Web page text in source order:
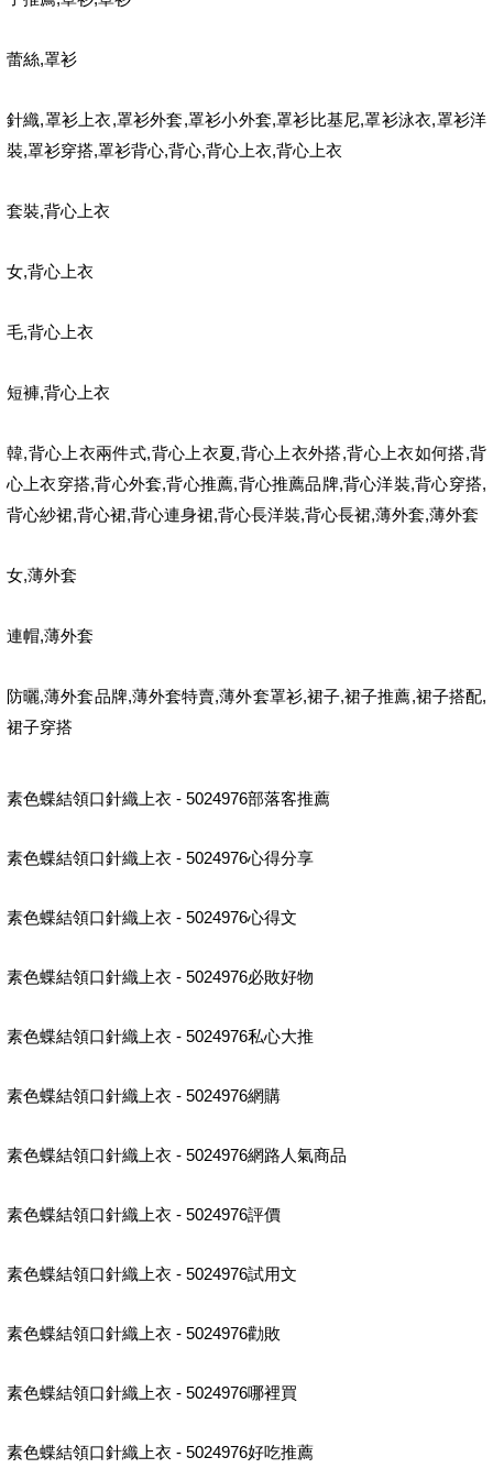
蕾絲,罩衫
針織,罩衫上衣,罩衫外套,罩衫小外套,罩衫比基尼,罩衫泳衣,罩衫洋
裝,罩衫穿搭,罩衫背心,背心,背心上衣,背心上衣
套裝,背心上衣
女,背心上衣
毛,背心上衣
短褲,背心上衣
韓,背心上衣兩件式,背心上衣夏 ,背心上衣外搭,背心上衣如何搭,背
心上衣穿搭,背心外套,背心推薦,背心推薦品牌,背心洋裝,背心穿搭,
背心紗裙,背心裙,背心連身裙,背心長洋裝,背心長裙,薄外套,薄外套
女,薄外套
連帽,薄外套
防曬,薄外套品牌,薄外套特賣,薄外套罩衫,裙子,裙子推薦,裙子搭配,
裙子穿搭
素色蝶結領口針織上衣 - 5024976部落客推薦
素色蝶結領口針織上衣 - 5024976心得分享
素色蝶結領口針織上衣 - 5024976心得文
素色蝶結領口針織上衣 - 5024976必敗好物
素色蝶結領口針織上衣 - 5024976私心大推
素色蝶結領口針織上衣 - 5024976網購
素色蝶結領口針織上衣 - 5024976網路人氣商品
素色蝶結領口針織上衣 - 5024976評價
素色蝶結領口針織上衣 - 5024976試用文
素色蝶結領口針織上衣 - 5024976勸敗
素色蝶結領口針織上衣 - 5024976哪裡買
素色蝶結領口針織上衣 - 5024976好吃推薦